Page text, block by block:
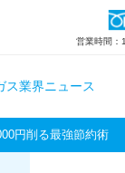
営業時間：
ス業界ニュース
円削る最強節約術